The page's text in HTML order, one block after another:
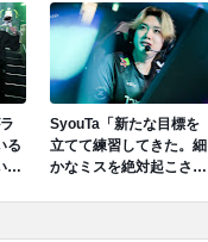
のプレイに集中できるた
め、今の状況に満足して
いる。」
る
ん
SyouTa「新たな目標を
立てて練習してきた。細
かなミスを絶対起こさな